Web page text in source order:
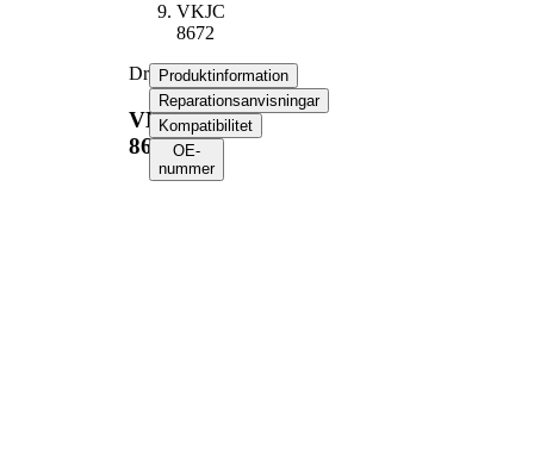
VKJC
8672
Drivaxel
VKJC
8672
Produktinformation
Reparationsanvisningar
Kompatibilitet
OE-
nummer